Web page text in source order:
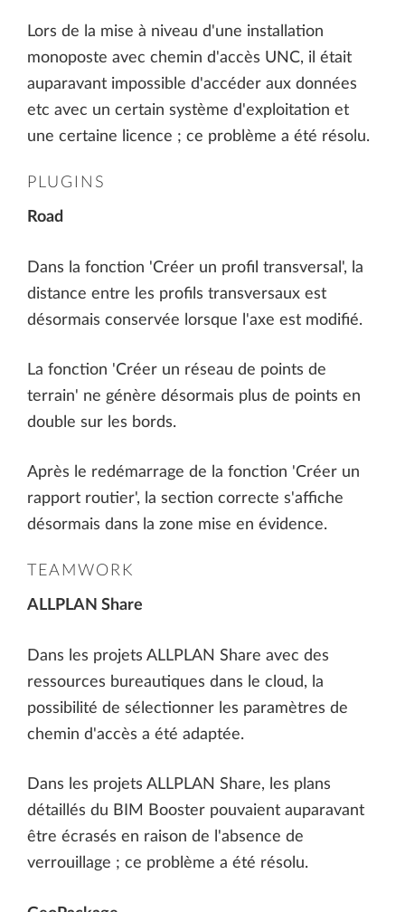
Lors de la mise à niveau d'une installation
monoposte avec chemin d'accès UNC, il était
auparavant impossible d'accéder aux données
etc avec un certain système d'exploitation et
une certaine licence ; ce problème a été résolu.
PLUGINS
Road
Dans la fonction 'Créer un profil transversal', la
distance entre les profils transversaux est
désormais conservée lorsque l'axe est modifié.
La fonction 'Créer un réseau de points de
terrain' ne génère désormais plus de points en
double sur les bords.
Après le redémarrage de la fonction 'Créer un
rapport routier', la section correcte s'affiche
désormais dans la zone mise en évidence.
TEAMWORK
ALLPLAN Share
Dans les projets ALLPLAN Share avec des
ressources bureautiques dans le cloud, la
possibilité de sélectionner les paramètres de
chemin d'accès a été adaptée.
Dans les projets ALLPLAN Share, les plans
détaillés du BIM Booster pouvaient auparavant
être écrasés en raison de l'absence de
verrouillage ; ce problème a été résolu.